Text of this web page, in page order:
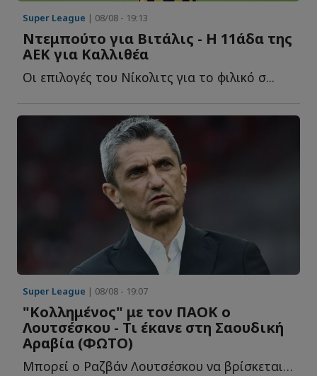
Super League | 08/08 - 19:13
Ντεμπούτο για Βιτάλις - Η 11άδα της
ΑΕΚ για Καλλιθέα
Οι επιλογές του Νίκολιτς για το φιλικό σ...
Super League | 08/08 - 19:07
"Κολλημένος" με τον ΠΑΟΚ ο
Λουτσέσκου - Τι έκανε στη Σαουδική
Αραβία (ΦΩΤΟ)
Μπορεί ο Ραζβάν Λουτσέσκου να βρίσκεται πλέον στην Α...